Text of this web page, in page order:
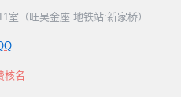
室（旺吴金座 地铁站:新家桥）
核名